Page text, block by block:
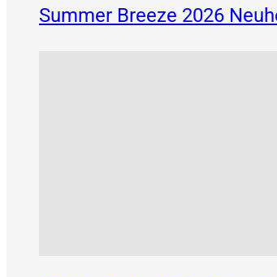
Summer Breeze 2026